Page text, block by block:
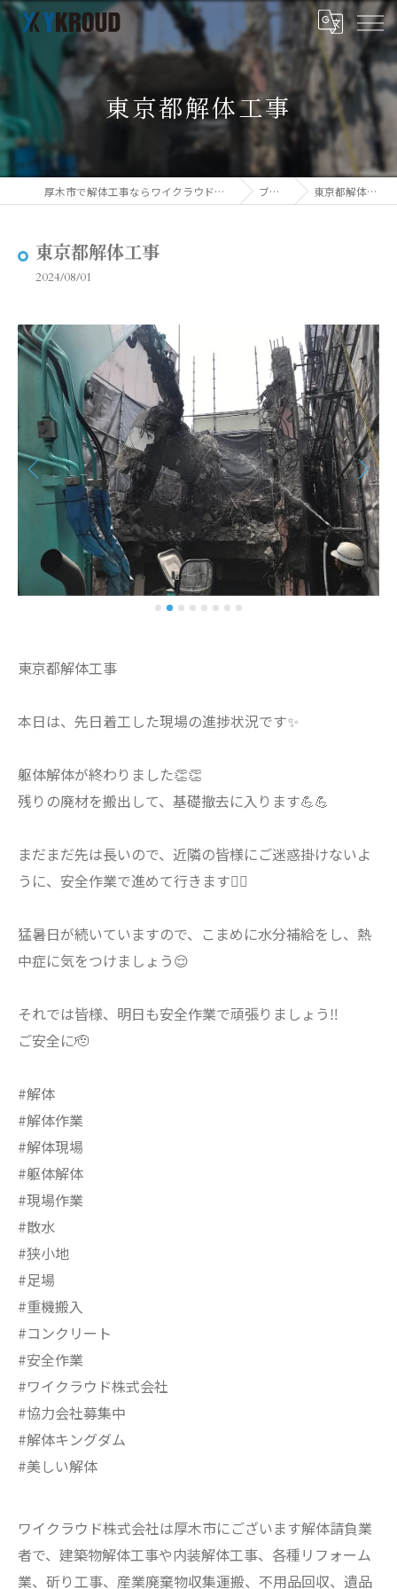
東京都解体工事
厚木市で解体工事ならワイクラウド株式会社 ブログ 東京都解体工事
東京都解体工事
2024/08/01
東京都解体工事
本日は、先日着工した現場の進捗状況です✨
躯体解体が終わりました👏👏
残りの廃材を搬出して、基礎撤去に入ります💪💪
まだまだ先は長いので、近隣の皆様にご迷惑掛けないよ
うに、安全作業で進めて行きます👷‍♂️
猛暑日が続いていますので、こまめに水分補給をし、熱
中症に気をつけましょう😌
それでは皆様、明日も安全作業で頑張りましょう‼️
ご安全に🫡
#解体
#解体作業
#解体現場
#躯体解体
#現場作業
#散水
#狭小地
#足場
#重機搬入
#コンクリート
#安全作業
#ワイクラウド株式会社
#協力会社募集中
#解体キングダム
#美しい解体
ワイクラウド株式会社は厚木市にございます解体請負業
者で、建築物解体工事や内装解体工事、各種リフォーム
業、斫り工事、産業廃棄物収集運搬、不用品回収、遺品